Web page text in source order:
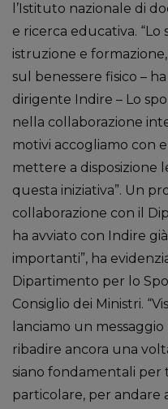
l’Istituto nazionale di
e ricerca educativa.
istruzione e
sul benessere fisico –
dirigente Indire – Lo
nella collaborazione
motivi accogliamo con
mettere a disposizione
questa iniziativa”. Un
collaborazione con il
ha avviato con Indire
importanti”, ha
Dipartimento per lo
Consiglio dei Ministri.
lanciamo un
ribadire ancora una
siano fondamentali per
particolare, per andare